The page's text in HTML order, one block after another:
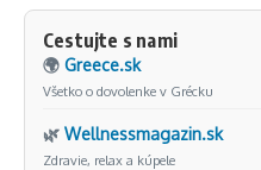
Cestujte s nami
🌍 Greece.sk
Všetko o dovolenke v Grécku
🌿 Wellnessmagazin.sk
Zdravie, relax a kúpele